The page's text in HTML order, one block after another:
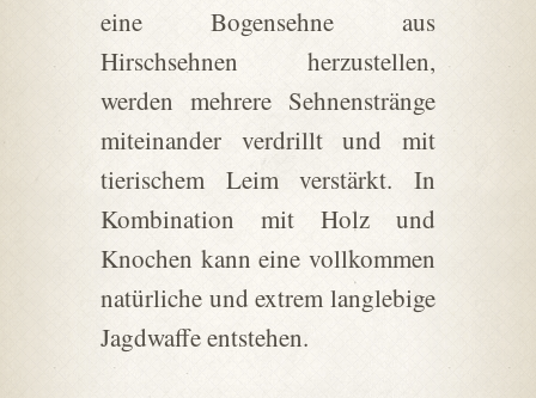
eine Bogensehne aus
Hirschsehnen herzustellen,
werden mehrere Sehnenstränge
miteinander verdrillt und mit
tierischem Leim verstärkt. In
Kombination mit Holz und
Knochen kann eine vollkommen
natürliche und extrem langlebige
Jagdwaffe entstehen.